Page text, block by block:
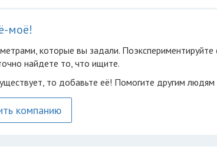
моё!
которые вы задали. Поэкспериментируйте
найдете то, что ищите.
то добавьте её! Помогите другим людям
компанию